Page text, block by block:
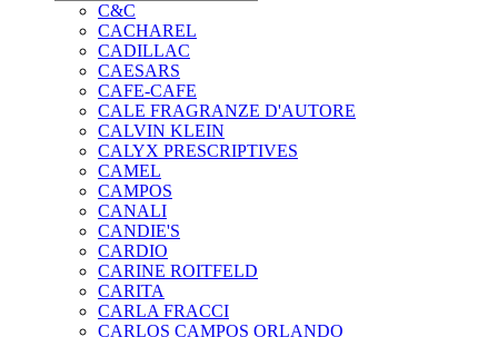
C&C
CACHAREL
CADILLAC
CAESARS
CAFE-CAFE
CALE FRAGRANZE D'AUTORE
CALVIN KLEIN
CALYX PRESCRIPTIVES
CAMEL
CAMPOS
CANALI
CANDIE'S
CARDIO
CARINE ROITFELD
CARITA
CARLA FRACCI
CARLOS CAMPOS ORLANDO